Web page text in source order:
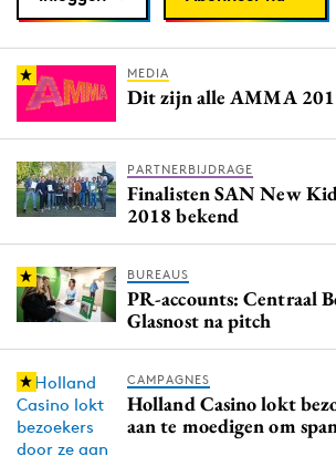
MEDIA
Dit zijn alle AMMA
PARTNERBIJDRAGE
Finalisten SAN New
2018 bekend
BUREAUS
PR-accounts: Centraal
Glasnost na pitch
CAMPAGNES
Holland Casino lokt
aan te moedigen om